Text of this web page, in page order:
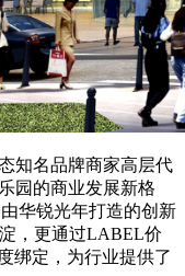
知名品牌商家高层代
园的商业发展新格
华锐光年打造的创新
，更通过LABEL价
绑定，为行业提供了